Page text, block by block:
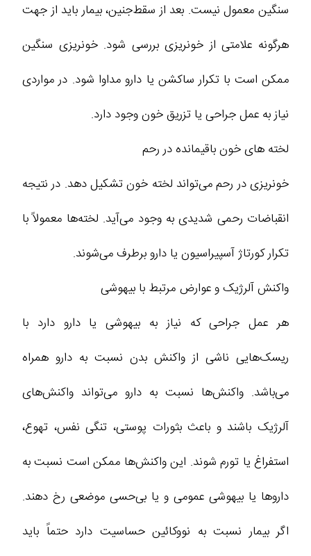
سنگین معمول نیست. بعد از سقط‌جنین، بیمار باید از جهت
هرگونه علامتی از خونریزی بررسی شود. خونریزی سنگین
ممکن است با تکرار ساکشن یا دارو مداوا شود. در مواردی
نیاز به عمل جراحی یا تزریق خون وجود دارد.
لخته‌ های خون باقیمانده در رحم
خونریزی در رحم می‌تواند لخته خون تشکیل دهد. در نتیجه
انقباضات رحمی شدیدی به وجود می‌آید. لخته‌ها معمولاً با
تکرار کورتاژ آسپیراسیون یا دارو برطرف می‌شوند.
واکنش آلرژیک و عوارض مرتبط با بیهوشی
هر عمل جراحی که نیاز به بیهوشی یا دارو دارد با
ریسک‌هایی ناشی از واکنش بدن نسبت به دارو همراه
می‌باشد. واکنش‌ها نسبت به دارو می‌تواند واکنش‌های
آلرژیک باشند و باعث بثورات پوستی، تنگی نفس، تهوع،
استفراغ یا تورم شوند. این واکنش‌ها ممکن است نسبت به
داروها یا بیهوشی عمومی و یا بی‌حسی موضعی رخ دهند.
اگر بیمار نسبت به نووکائین حساسیت دارد حتماً باید